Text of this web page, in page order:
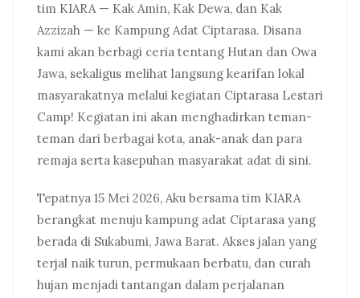
tim KIARA — Kak Amin, Kak Dewa, dan Kak
Azzizah — ke Kampung Adat Ciptarasa. Disana
kami akan berbagi ceria tentang Hutan dan Owa
Jawa, sekaligus melihat langsung kearifan lokal
masyarakatnya melalui kegiatan Ciptarasa Lestari
Camp! Kegiatan ini akan menghadirkan teman-
teman dari berbagai kota, anak-anak dan para
remaja serta kasepuhan masyarakat adat di sini.
Tepatnya 15 Mei 2026, Aku bersama tim KIARA
berangkat menuju kampung adat Ciptarasa yang
berada di Sukabumi, Jawa Barat. Akses jalan yang
terjal naik turun, permukaan berbatu, dan curah
hujan menjadi tantangan dalam perjalanan